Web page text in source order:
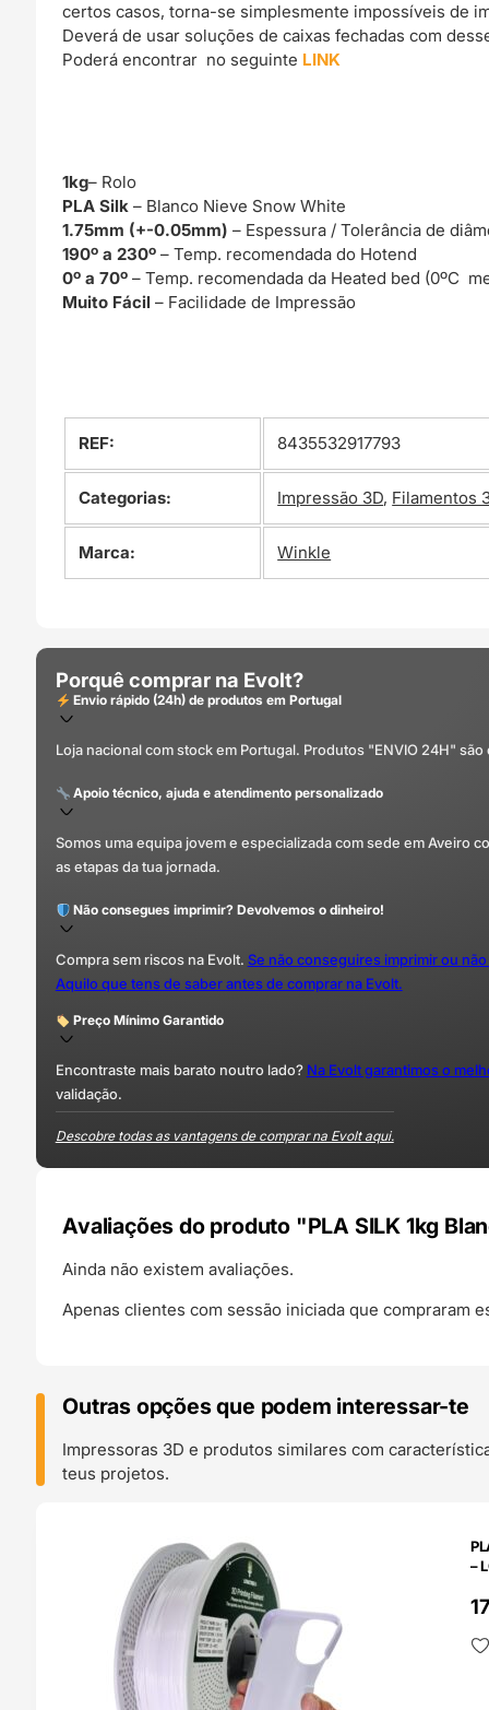
certos casos, torna-se simplesmente impossíveis de
Deverá de usar soluções de caixas fechadas com
Poderá encontrar no seguinte LINK
1kg– Rolo
PLA Silk– Blanco Nieve Snow White
1.75mm (+-0.05mm) – Espessura / Tolerância de
190º a 230º – Temp. recomendada do Hotend
0º a 70º – Temp. recomendada da Heated bed (0ºC
Muito Fácil– Facilidade de Impressão
REF: 8435532917793
Categorias: Impressão 3D, Filamentos
Marca: Winkle
Porquê comprar na Evolt?
Envio rápido (24h) de produtos em Portugal
Loja nacional com stock em Portugal. Produtos "ENVIO 24H"
Apoio técnico, ajuda e atendimento personalizado
Somos uma equipa jovem e especializada com sede em Aveiro
as etapas da tua jornada.
Não consegues imprimir? Devolvemos o dinheiro!
Compra sem riscos na Evolt. Se não conseguires imprimir ou
Aquilo que tens de saber antes de comprar na Evolt.
Preço Mínimo Garantido
Encontraste mais barato noutro lado? Na Evolt garantimos o
validação.
Descobre todas as vantagens de comprar na Evolt aqui.
Avaliações do produto "PLA SILK 1kg
Ainda não existem avaliações.
Apenas clientes com sessão iniciada que compraram
Outras opções que podem interessar-te
Impressoras 3D e produtos similares com
teus projetos.
–